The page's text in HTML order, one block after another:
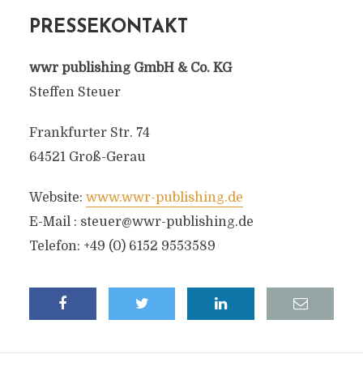
PRESSEKONTAKT
wwr publishing GmbH & Co. KG
Steffen Steuer
Frankfurter Str. 74
64521 Groß-Gerau
Website: www.wwr-publishing.de
E-Mail : steuer@wwr-publishing.de
Telefon: +49 (0) 6152 9553589